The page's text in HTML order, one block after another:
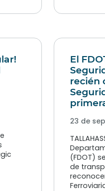
El
recién
23 de
(FDOT)
de